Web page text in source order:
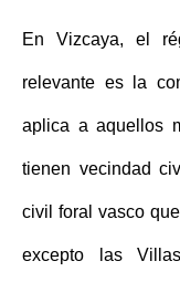
En Vizcaya, el
relevante es la
aplica a aquellos
tienen vecindad
civil foral vasco
excepto las